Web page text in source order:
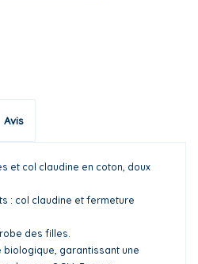
Avis
et col claudine en coton, doux
: col claudine et fermeture
des filles.
biologique, garantissant une